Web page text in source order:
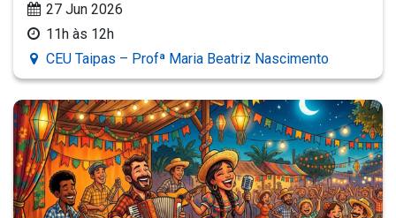
27 Jun 2026
11h às 12h
CEU Taipas – Profª Maria Beatriz Nascimento